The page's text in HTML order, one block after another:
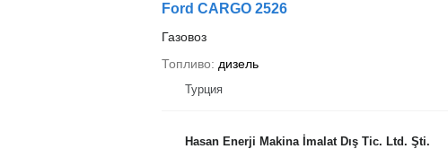
Ford CARGO 2526
Газовоз
Топливо
дизель
Турция
Hasan Enerji Makina İmalat Dış Tic. Ltd. Şti.